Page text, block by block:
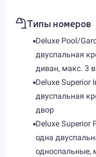
Типы номеров
Deluxe Pool/
двуспальная
диван, макс. 3
Deluxe Superior
двуспальная
двор
Deluxe Superior
одна
односпальные,